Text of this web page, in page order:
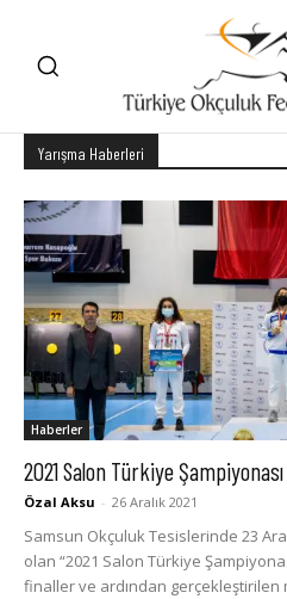
Yarışma Haberleri
Haberler
2021 Salon Türkiye
Özal Aksu - 26 Aralık 2021
Samsun Okçuluk Tesislerinde 23
olan “2021 Salon Türkiye
finaller ve ardından gerçekleştirilen